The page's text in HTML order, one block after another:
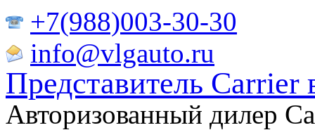
+7(988)003-30-30
info@vlgauto.ru
Представитель Carrier
Авторизованный дилер